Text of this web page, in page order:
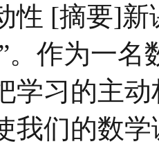
性 [摘要]
。作为一
学习的主
我们的数